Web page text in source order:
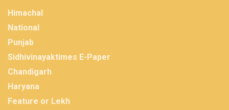
Himachal
National
Punjab
Sidhivinayaktimes E-Paper
Chandigarh
Haryana
Feature or Lekh